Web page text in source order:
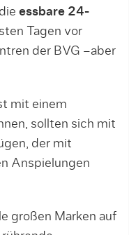
essbare 24-
Tagen vor
der BVG –aber
mit einem
sollten sich mit
der mit
Anspielungen
großen Marken auf